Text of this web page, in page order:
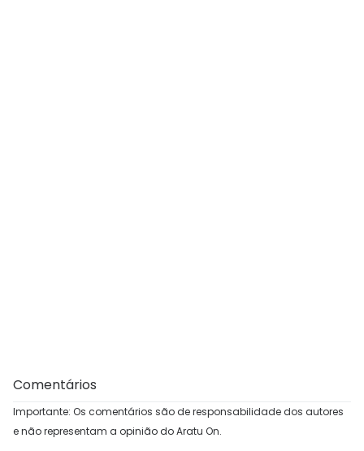
Comentários
Importante: Os comentários são de responsabilidade dos autores
e não representam a opinião do Aratu On.